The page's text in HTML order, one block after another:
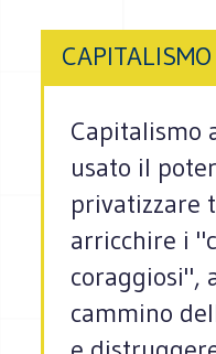
Capitalismo
usato il
privatizzare
arricchire i
coraggiosi",
cammino